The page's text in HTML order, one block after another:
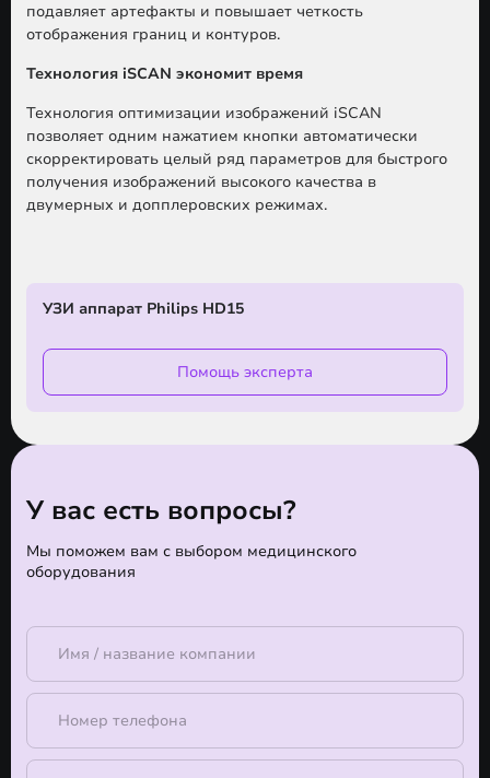
подавляет артефакты и повышает четкость
отображения границ и контуров.
Технология iSCAN экономит время
Технология оптимизации изображений iSCAN
позволяет одним нажатием кнопки автоматически
скорректировать целый ряд параметров для быстрого
получения изображений высокого качества в
двумерных и допплеровских режимах.
УЗИ аппарат Philips HD15
Помощь эксперта
У вас есть вопросы?
Мы поможем вам с выбором медицинского
оборудования